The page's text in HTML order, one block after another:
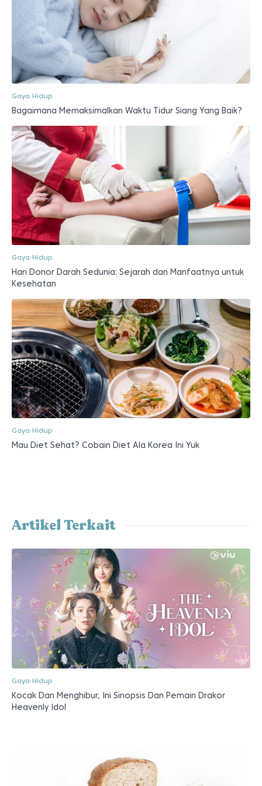
Gaya Hidup
Bagaimana Memaksimalkan Waktu Tidur Siang Yang Baik?
Gaya Hidup
Hari Donor Darah Sedunia: Sejarah dan Manfaatnya untuk
Kesehatan
Gaya Hidup
Mau Diet Sehat? Cobain Diet Ala Korea Ini Yuk
Artikel Terkait
Gaya Hidup
Kocak Dan Menghibur, Ini Sinopsis Dan Pemain Drakor
Heavenly Idol